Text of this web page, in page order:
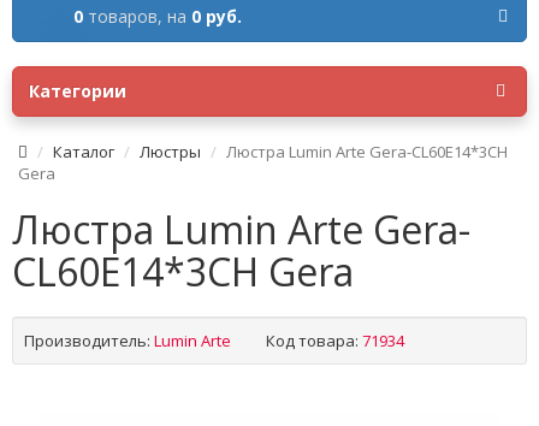
0 товаров, на 0 руб.
Категории
Каталог Люстры
Люстра Lumin Arte Gera-CL60E14*3CH
Gera
Люстра Lumin Arte Gera-
CL60E14*3CH Gera
Производитель: Lumin Arte Код товара: 71934